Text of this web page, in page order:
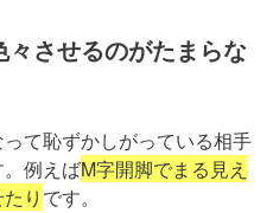
させるのがたまらな
て恥ずかしがっている相手
例えばM字開脚でまる見え
り です。